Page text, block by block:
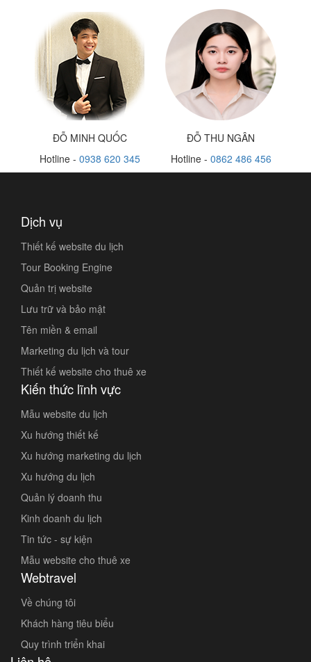
ĐỖ MINH QUỐC
Hotline - 0938 620 345
ĐỖ THU NGÂN
Hotline - 0862 486 456
Dịch vụ
Thiết kế website du lịch
Tour Booking Engine
Quản trị website
Lưu trữ và bảo mật
Tên miền & email
Marketing du lịch và tour
Thiết kế website cho thuê xe
Kiến thức lĩnh vực
Mẫu website du lịch
Xu hướng thiết kế
Xu hướng marketing du lịch
Xu hướng du lịch
Quản lý doanh thu
Kinh doanh du lịch
Tin tức - sự kiện
Mẫu website cho thuê xe
Webtravel
Về chúng tôi
Khách hàng tiêu biểu
Quy trình triển khai